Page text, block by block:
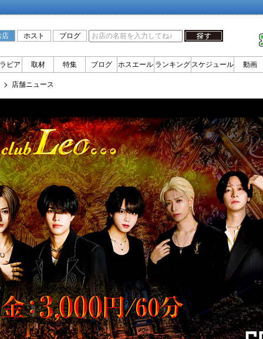
店 ホスト ブログ
ビア 取材 特集 ブログ ホスエール ランキング スケジュール 動画
店舗ニュース